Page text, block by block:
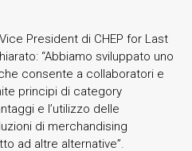
President di CHEP for Last
“Abbiamo sviluppato uno
consente a collaboratori e
principi di category
e l’utilizzo delle
di merchandising
ad altre alternative”.